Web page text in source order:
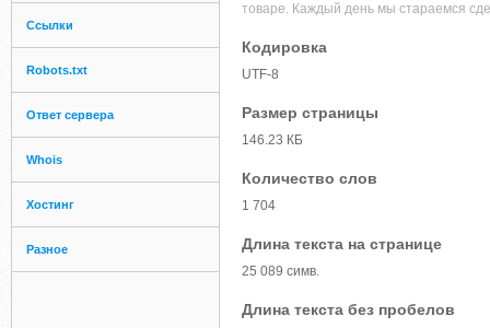
Ссылки
Robots.txt
Ответ сервера
Whois
Хостинг
Разное
товаре. Каждый день мы стараемся
Кодировка
UTF-8
Размер страницы
146.23 КБ
Количество слов
1 704
Длина текста на странице
25 089 симв.
Длина текста без пробелов